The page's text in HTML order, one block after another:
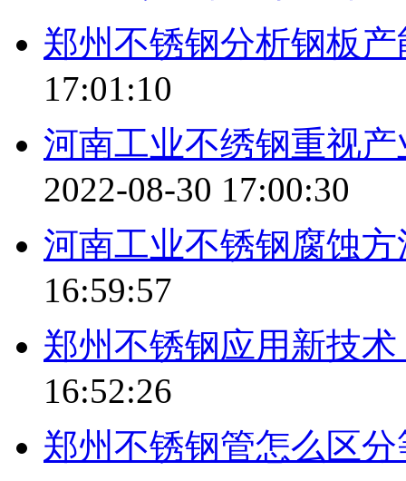
郑州不锈钢分析钢板
17:01:10
河南工业不绣钢重视
2022-08-30 17:00:30
河南工业不锈钢腐蚀
16:59:57
郑州不锈钢应用新技
16:52:26
郑州不锈钢管怎么区